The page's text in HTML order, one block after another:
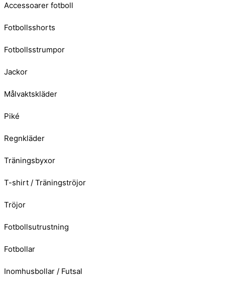
Accessoarer fotboll
Fotbollsshorts
Fotbollsstrumpor
Jackor
Målvaktskläder
Piké
Regnkläder
Träningsbyxor
T-shirt / Träningströjor
Tröjor
Fotbollsutrustning
Fotbollar
Inomhusbollar / Futsal